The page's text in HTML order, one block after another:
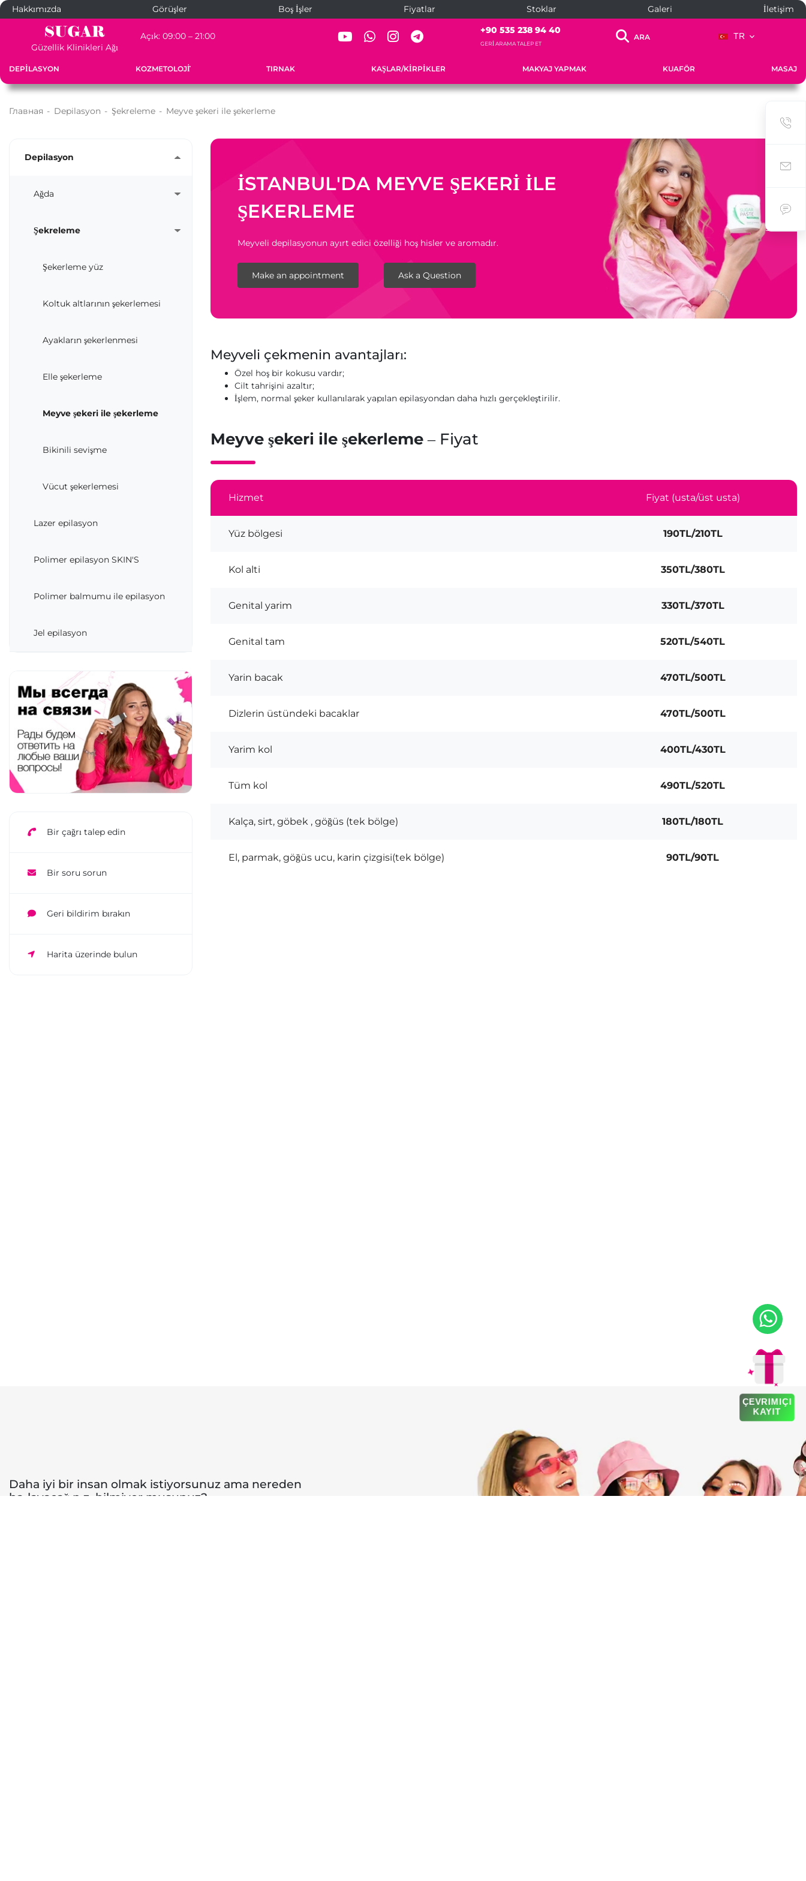
Hakkımızda Görüşler Boş İşler Fiyatlar Stoklar Galeri İletişim
Güzellik Klinikleri Ağı
Açık: 09:00 – 21:00
+90 535 238 94 40
GERI ARAMA TALEP ET
ARA TR
DEPILASYON KOZMETOLOJİ TIRNAK KAŞLAR/KIRPIKLER MAKYAJ YAPMAK KUAFÖR MASAJ
Главная - Depilasyon - Şekreleme - Meyve şekeri ile şekerleme
ÇEVRIMIÇI
KAYIT
Depilasyon
Ağda
Şekreleme
Şekerleme yüz
Koltuk altlarının şekerlemesi
Ayakların şekerlenmesi
Elle şekerleme
Meyve şekeri ile şekerleme
Bikinili sevişme
Vücut şekerlemesi
Lazer epilasyon
Polimer epilasyon SKIN'S
Polimer balmumu ile epilasyon
Jel epilasyon
Bir çağrı talep edin
Bir soru sorun
Geri bildirim bırakın
Harita üzerinde bulun
İSTANBUL'DA MEYVE ŞEKERI ILE
ŞEKERLEME
Meyveli depilasyonun ayırt edici özelliği hoş hisler ve aromadır.
Make an appointment Ask a Question
Meyveli çekmenin avantajları:
Özel hoş bir kokusu vardır;
Cilt tahrişini azaltır;
İşlem, normal şeker kullanılarak yapılan epilasyondan daha hızlı gerçekleştirilir.
Meyve şekeri ile şekerleme– Fiyat
Hizmet Fiyat (usta/üst usta)
Yüz bölgesi 190TL/210TL
Kol alti 350TL/380TL
Genital yarim 330TL/370TL
Genital tam 520TL/540TL
Yarin bacak 470TL/500TL
Dizlerin üstündeki bacaklar 470TL/500TL
Yarim kol 400TL/430TL
Tüm kol 490TL/520TL
Kalça, sirt, göbek , göğüs (tek bölge) 180TL/180TL
El, parmak, göğüs ucu, karin çizgisi(tek bölge) 90TL/90TL
Daha iyi bir insan olmak istiyorsunuz ama nereden
başlayacağınızı bilmiyor musunuz?